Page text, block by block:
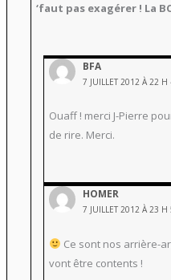
‘faut pas exagérer ! La
BFA
7 JUILLET 2012 À 22
Ouaff ! merci J-Pierre
de rire. Merci.
HOMER
7 JUILLET 2012 À 23
Ce sont nos arrière-
vont être contents !